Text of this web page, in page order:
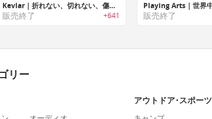
Kevlar｜折れない、切れない、傷つかない！耐久性抜群のトランプ「ケブラートランプ」
販売終了 +641 販売終了
リー
アウトドア･スポーツ